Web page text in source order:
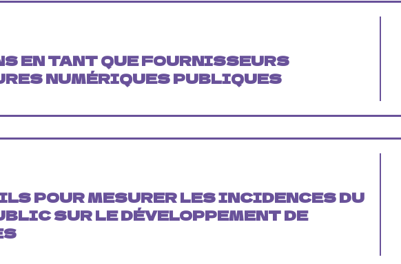
EN TANT QUE FOURNISSEURS
NUMÉRIQUES PUBLIQUES
POUR MESURER LES INCIDENCES DU
SUR LE DÉVELOPPEMENT DE